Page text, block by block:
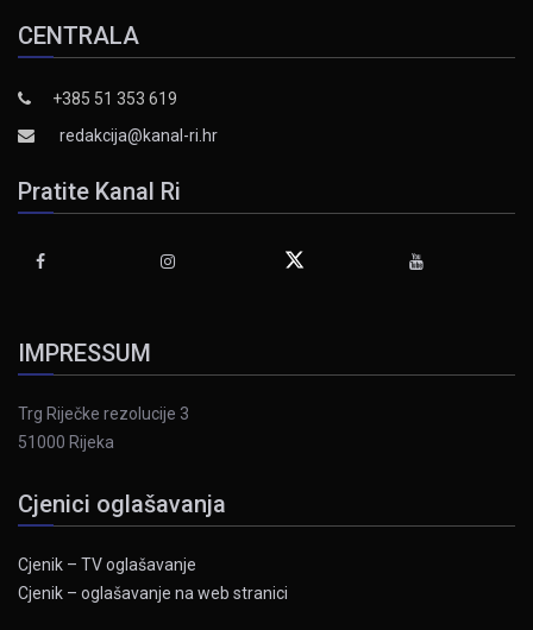
CENTRALA
+385 51 353 619
redakcija@kanal-ri.hr
Pratite Kanal Ri
IMPRESSUM
Trg Riječke rezolucije 3
51000 Rijeka
Cjenici oglašavanja
Cjenik – TV oglašavanje
Cjenik – oglašavanje na web stranici